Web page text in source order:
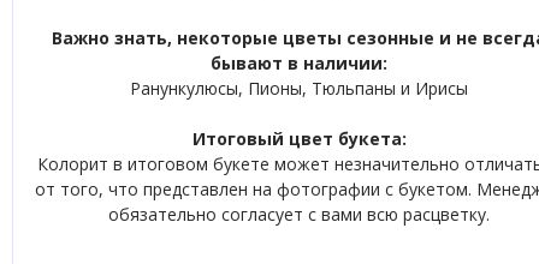
Важно знать, некоторые цветы сезонные и не
бывают в наличии:
Ранункулюсы, Пионы, Тюльпаны и Ирисы
Итоговый цвет букета:
Колорит в итоговом букете может незначительно
от того, что представлен на фотографии с букетом.
обязательно согласует с вами всю расцветку.